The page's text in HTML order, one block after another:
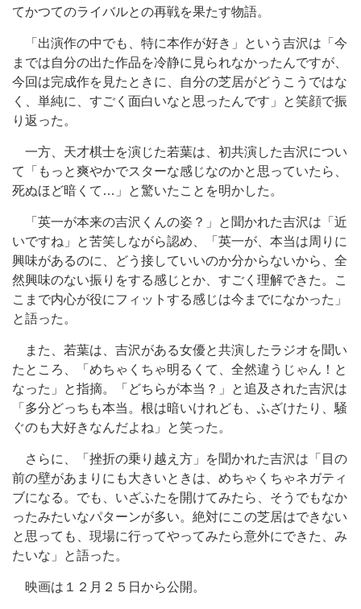
てかつてのライバルとの再戦を果たす物語。
「出演作の中でも、特に本作が好き」という吉沢は「今
までは自分の出た作品を冷静に見られなかったんですが、
今回は完成作を見たときに、自分の芝居がどうこうではな
く、単純に、すごく面白いなと思ったんです」と笑顔で振
り返った。
一方、天才棋士を演じた若葉は、初共演した吉沢につい
て「もっと爽やかでスターな感じなのかと思っていたら、
死ぬほど暗くて…」と驚いたことを明かした。
「英一が本来の吉沢くんの姿？」と聞かれた吉沢は「近
いですね」と苦笑しながら認め、「英一が、本当は周りに
興味があるのに、どう接していいのか分からないから、全
然興味のない振りをする感じとか、すごく理解できた。こ
こまで内心が役にフィットする感じは今までになかった」
と語った。
また、若葉は、吉沢がある女優と共演したラジオを聞い
たところ、「めちゃくちゃ明るくて、全然違うじゃん！と
なった」と指摘。「どちらが本当？」と追及された吉沢は
「多分どっちも本当。根は暗いけれども、ふざけたり、騒
ぐのも大好きなんだよね」と笑った。
さらに、「挫折の乗り越え方」を聞かれた吉沢は「目の
前の壁があまりにも大きいときは、めちゃくちゃネガティ
ブになる。でも、いざふたを開けてみたら、そうでもなか
ったみたいなパターンが多い。絶対にこの芝居はできない
と思っても、現場に行ってやってみたら意外にできた、み
たいな」と語った。
映画は１２月２５日から公開。